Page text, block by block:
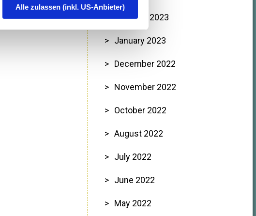
Alle zulassen (inkl. US-Anbieter)
February 2023
January 2023
December 2022
November 2022
October 2022
August 2022
July 2022
June 2022
May 2022